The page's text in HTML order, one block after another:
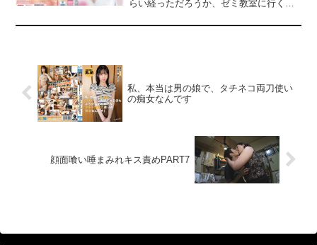
らい経っただろうか、ゼミ教室に行くと
ガネを外すと何も見えずタケシと勘違い
で…。最低だと分かっていたけど、僕は
そのままゆらを寝取ることを決意した。--
------------------------------------------------------------
2024年2月28日（金）9:59の期間中に【ま
だまだ人気の名作キャンペーン50％OFF
第○弾】の表記がついた商品を3作品以上
購入すると新作購入に利用できる
20%OFFクーポンをプレゼント！詳細
私、本当は男の娘で、タチネコ両刀使い
の痴女なんです
顔面喰い唾まみれキス責めPART7